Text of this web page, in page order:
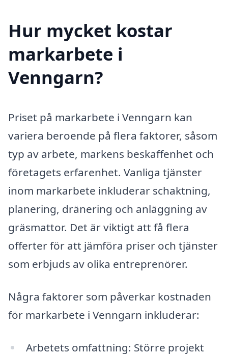
Hur mycket kostar
markarbete i
Venngarn?
Priset på markarbete i Venngarn kan
variera beroende på flera faktorer, såsom
typ av arbete, markens beskaffenhet och
företagets erfarenhet. Vanliga tjänster
inom markarbete inkluderar schaktning,
planering, dränering och anläggning av
gräsmattor. Det är viktigt att få flera
offerter för att jämföra priser och tjänster
som erbjuds av olika entreprenörer.
Några faktorer som påverkar kostnaden
för markarbete i Venngarn inkluderar:
Arbetets omfattning: Större projekt